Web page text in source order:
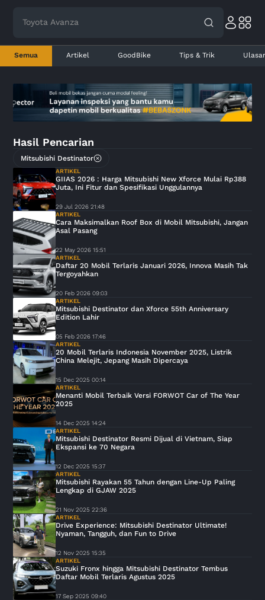
Toyota Avanza
Semua Artikel GoodBike Tips & Trik
Hasil Pencarian
Mitsubishi Destinator
ARTIKEL
GIIAS 2026 : Harga Mitsubishi New Xforce Mulai Rp388
Juta, Ini Fitur dan Spesifikasi Unggulannya
29 Jul 2026 21:48
ARTIKEL
Cara Maksimalkan Roof Box di Mobil Mitsubishi, Jangan
Asal Pasang
22 May 2026 15:51
ARTIKEL
Daftar 20 Mobil Terlaris Januari 2026, Innova Masih Tak
Tergoyahkan
20 Feb 2026 09:03
ARTIKEL
Mitsubishi Destinator dan Xforce 55th Anniversary
Edition Lahir
05 Feb 2026 17:46
ARTIKEL
20 Mobil Terlaris Indonesia November 2025, Listrik
China Melejit, Jepang Masih Dipercaya
15 Dec 2025 00:14
ARTIKEL
Menanti Mobil Terbaik Versi FORWOT Car of The Year
2025
14 Dec 2025 14:24
ARTIKEL
Mitsubishi Destinator Resmi Dijual di Vietnam, Siap
Ekspansi ke 70 Negara
12 Dec 2025 15:37
ARTIKEL
Mitsubishi Rayakan 55 Tahun dengan Line-Up Paling
Lengkap di GJAW 2025
21 Nov 2025 22:36
ARTIKEL
Drive Experience: Mitsubishi Destinator Ultimate!
Nyaman, Tangguh, dan Fun to Drive
12 Nov 2025 15:35
ARTIKEL
Suzuki Fronx hingga Mitsubishi Destinator Tembus
Daftar Mobil Terlaris Agustus 2025
17 Sep 2025 09:40